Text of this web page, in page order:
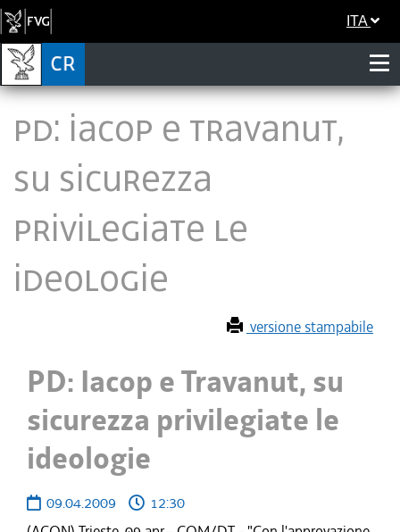
ITA
PD: Iacop e Travanut,
su sicurezza
privilegiate le
ideologie
versione stampabile
PD: Iacop e Travanut, su
sicurezza privilegiate le
ideologie
09.04.2009
12:30